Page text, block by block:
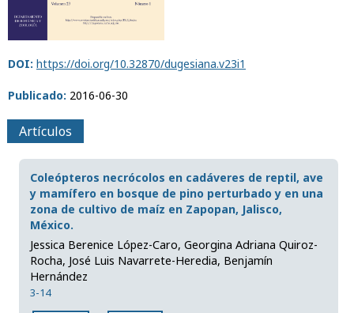
DOI: https://doi.org/10.32870/dugesiana.v23i1
Publicado: 2016-06-30
Artículos
Coleópteros necrócolos en cadáveres de reptil, ave
y mamífero en bosque de pino perturbado y en una
zona de cultivo de maíz en Zapopan, Jalisco,
México.
Jessica Berenice López-Caro, Georgina Adriana Quiroz-
Rocha, José Luis Navarrete-Heredia, Benjamín
Hernández
3-14